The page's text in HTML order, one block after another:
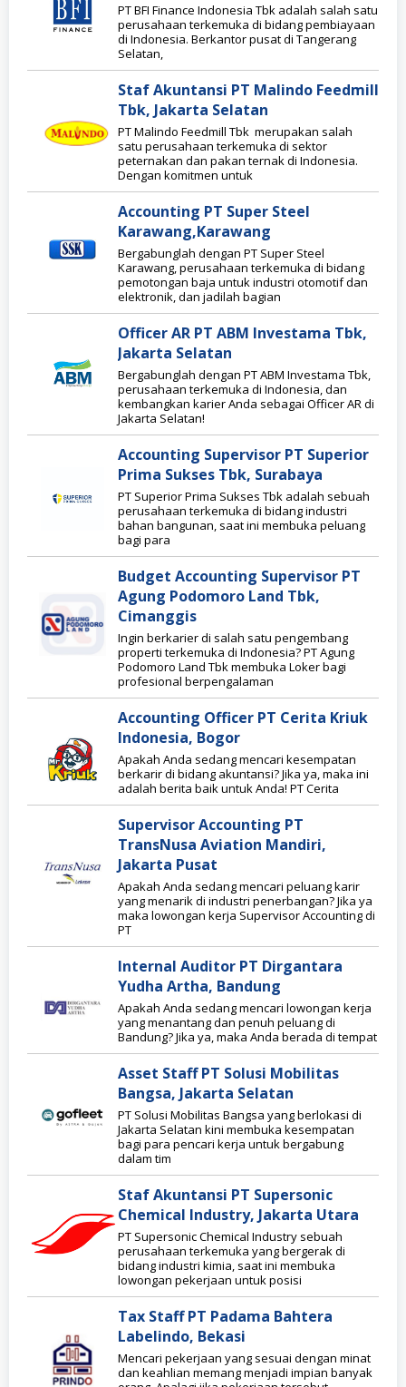
PT BFI Finance Indonesia Tbk adalah salah satu
perusahaan terkemuka di bidang pembiayaan
di Indonesia. Berkantor pusat di Tangerang
Selatan,
Staf Akuntansi PT Malindo Feedmill
Tbk, Jakarta Selatan
PT Malindo Feedmill Tbk merupakan salah
satu perusahaan terkemuka di sektor
peternakan dan pakan ternak di Indonesia.
Dengan komitmen untuk
Accounting PT Super Steel
Karawang,Karawang
Bergabunglah dengan PT Super Steel
Karawang, perusahaan terkemuka di bidang
pemotongan baja untuk industri otomotif dan
elektronik, dan jadilah bagian
Officer AR PT ABM Investama Tbk,
Jakarta Selatan
Bergabunglah dengan PT ABM Investama Tbk,
perusahaan terkemuka di Indonesia, dan
kembangkan karier Anda sebagai Officer AR di
Jakarta Selatan!
Accounting Supervisor PT Superior
Prima Sukses Tbk, Surabaya
PT Superior Prima Sukses Tbk adalah sebuah
perusahaan terkemuka di bidang industri
bahan bangunan, saat ini membuka peluang
bagi para
Budget Accounting Supervisor PT
Agung Podomoro Land Tbk,
Cimanggis
Ingin berkarier di salah satu pengembang
properti terkemuka di Indonesia? PT Agung
Podomoro Land Tbk membuka Loker bagi
profesional berpengalaman
Accounting Officer PT Cerita Kriuk
Indonesia, Bogor
Apakah Anda sedang mencari kesempatan
berkarir di bidang akuntansi? Jika ya, maka ini
adalah berita baik untuk Anda! PT Cerita
Supervisor Accounting PT
TransNusa Aviation Mandiri,
Jakarta Pusat
Apakah Anda sedang mencari peluang karir
yang menarik di industri penerbangan? Jika ya
maka lowongan kerja Supervisor Accounting di
PT
Internal Auditor PT Dirgantara
Yudha Artha, Bandung
Apakah Anda sedang mencari lowongan kerja
yang menantang dan penuh peluang di
Bandung? Jika ya, maka Anda berada di tempat
Asset Staff PT Solusi Mobilitas
Bangsa, Jakarta Selatan
PT Solusi Mobilitas Bangsa yang berlokasi di
Jakarta Selatan kini membuka kesempatan
bagi para pencari kerja untuk bergabung
dalam tim
Staf Akuntansi PT Supersonic
Chemical Industry, Jakarta Utara
PT Supersonic Chemical Industry sebuah
perusahaan terkemuka yang bergerak di
bidang industri kimia, saat ini membuka
lowongan pekerjaan untuk posisi
Tax Staff PT Padama Bahtera
Labelindo, Bekasi
Mencari pekerjaan yang sesuai dengan minat
dan keahlian memang menjadi impian banyak